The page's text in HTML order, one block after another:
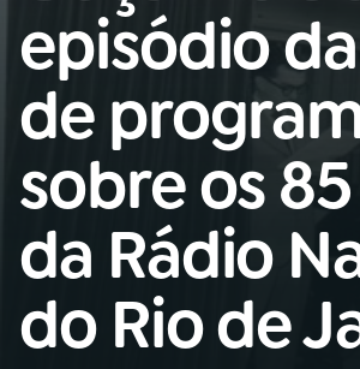
Rádio
Nacional
AO VIVO
01 INÍCIO
02 A RÁDIO
03 PROGRAMAÇÃO
04PROGRAMAS
episódio
de
sobre os
da Rádio
do Rio de